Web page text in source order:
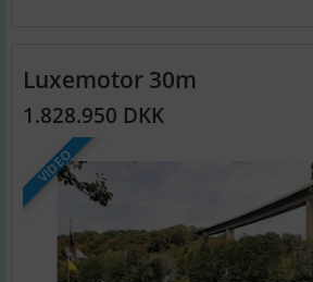
Luxemotor 30m
1.828.950 DKK
VIDEO